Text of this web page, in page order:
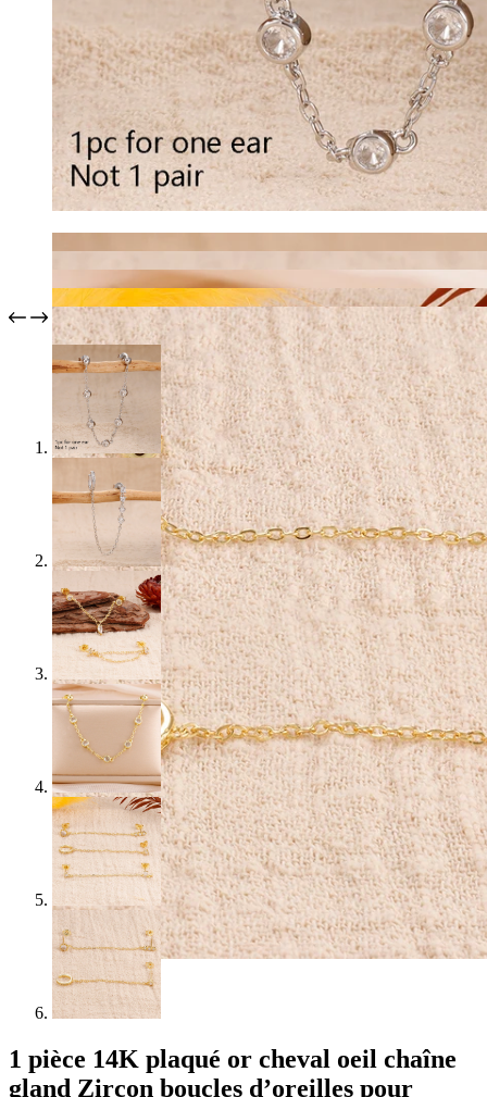
1 pièce 14K plaqué or cheval oeil chaîne
gland Zircon boucles d’oreilles pour